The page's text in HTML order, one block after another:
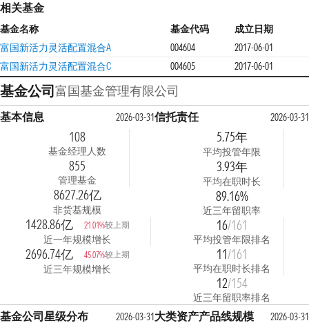
相关基金
基金名称 基金代码
成立日期
富国新活力灵活配置混合A
004604
2017-06-01
富国新活力灵活配置混合C
004605 2017-06-01
基金公司富国基金管理有限公司
基本信息 2026-03-31
108
基金经理人数
855
管理基金
8627.26亿
非货基规模
1428.86亿 21.01%较上期
近一年规模增长
2696.74亿 45.07%较上期
近三年规模增长
信托责任 2026-03-31
5.75年
平均投管年限
3.93年
平均在职时长
89.16%
近三年留职率
16/161
平均投管年限排名
11/161
平均在职时长排名
12/154
近三年留职率排名
基金公司星级分布
2026-03-31大类资产产品线规模
2026-03-31